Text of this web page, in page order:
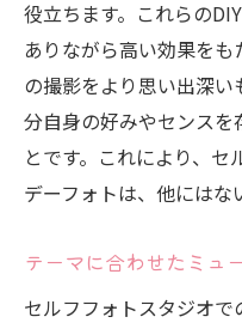
役立ちます。これらの
ありながら高い効果を
の撮影をより思い出深い
分自身の好みやセンス
とです。これにより、
デーフォトは、他にはな
テーマに合わせたミュ
セルフフォトスタジオ